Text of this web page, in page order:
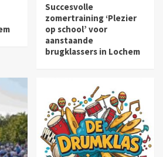
Succesvolle
zomertraining ‘Plezier
op school’ voor
aanstaande
brugklassers in Lochem